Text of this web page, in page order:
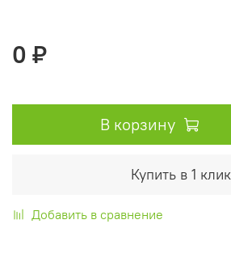
0 ₽
В корзину
Купить в 1 клик
Добавить в сравнение